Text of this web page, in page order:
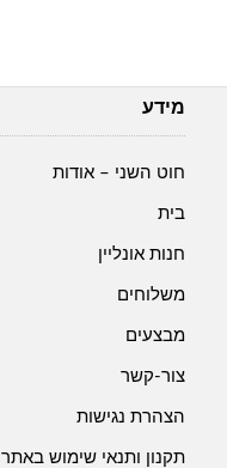
מידע
חוט השני – אודות
בית
חנות אונליין
משלוחים
מבצעים
צור-קשר
הצהרת נגישות
תקנון ותנאי שימוש באתר